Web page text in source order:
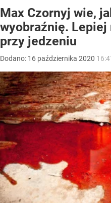
Max Czornyj wie,
wyobraźnię.
przy jedzeniu
Dodano: 16 października 2020